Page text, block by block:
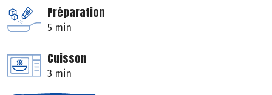
Préparation
5 min
Cuisson
3 min